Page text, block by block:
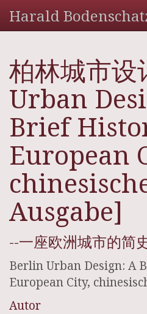
Harald
柏林城市
Urban
Brief
European
Ausgabe]
--一座欧洲城市的简
Berlin Urban Design: A
European City,
Autor